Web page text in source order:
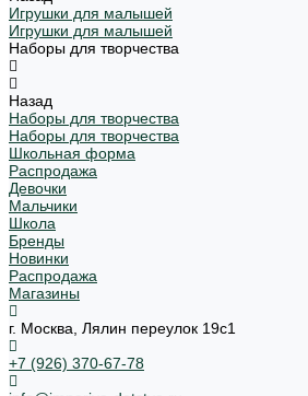
Игрушки для малышей
Игрушки для малышей
Наборы для творчества
Назад
Наборы для творчества
Наборы для творчества
Школьная форма
Распродажа
Девочки
Мальчики
Школа
Бренды
Новинки
Распродажа
Магазины
г. Москва, Лялин переулок 19с1
+7 (926) 370-67-78